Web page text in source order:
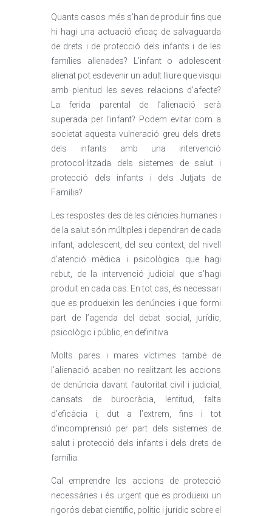
Quants casos més s’han de produir fins que
hi hagi una actuació eficaç de salvaguarda
de drets i de protecció dels infants i de les
famílies alienades? L’infant o adolescent
alienat pot esdevenir un adult lliure que visqui
amb plenitud les seves relacions d’afecte?
La ferida parental de l’alienació serà
superada per l’infant? Podem evitar com a
societat aquesta vulneració greu dels drets
dels infants amb una intervenció
protocol·litzada dels sistemes de salut i
protecció dels infants i dels Jutjats de
Família?
Les respostes des de les ciències humanes i
de la salut són múltiples i dependran de cada
infant, adolescent, del seu context, del nivell
d’atenció mèdica i psicològica que hagi
rebut, de la intervenció judicial que s’hagi
produït en cada cas. En tot cas, és necessari
que es produeixin les denúncies i que formi
part de l’agenda del debat social, jurídic,
psicològic i públic, en definitiva.
Molts pares i mares víctimes també de
l’alienació acaben no realitzant les accions
de denúncia davant l’autoritat civil i judicial,
cansats de burocràcia, lentitud, falta
d’eficàcia i, dut a l’extrem, fins i tot
d’incomprensió per part dels sistemes de
salut i protecció dels infants i dels drets de
família.
Cal emprendre les accions de protecció
necessàries i és urgent que es produeixi un
rigorós debat científic, polític i jurídic sobre el